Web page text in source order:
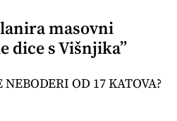
masovni
dice s Višnjika”
OD 17 KATOVA?